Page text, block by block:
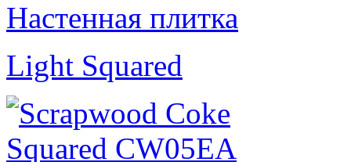
Light Squared